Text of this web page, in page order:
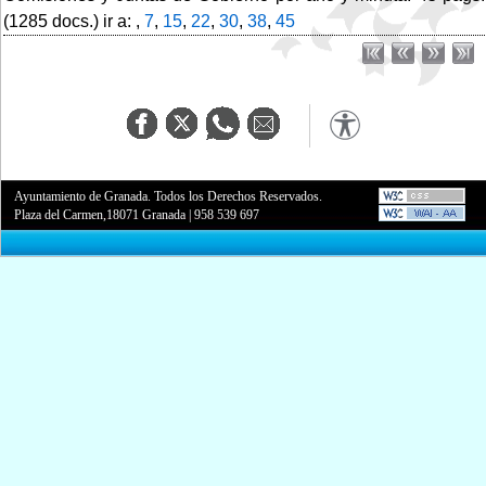
(1285 docs.) ir a: , 7, 15, 22, 30, 38, 45
Ayuntamiento de Granada. Todos los Derechos Reservados.
Plaza del Carmen,18071 Granada |958 539 697